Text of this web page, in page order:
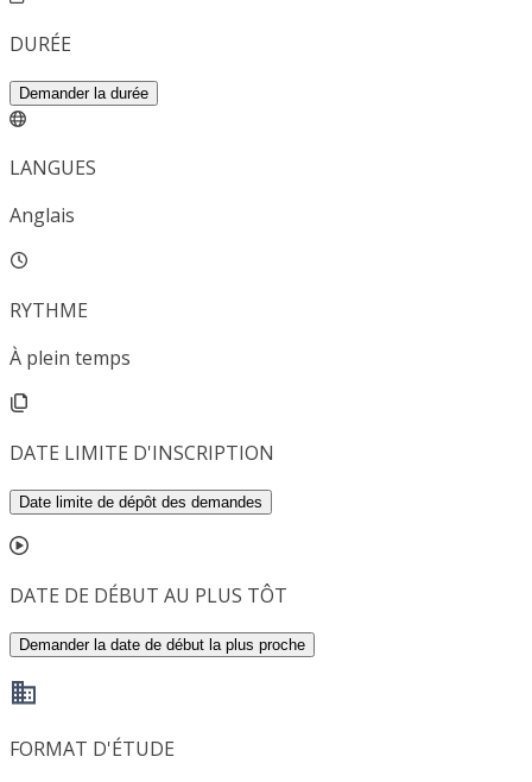
DURÉE
Demander la durée
LANGUES
Anglais
RYTHME
À plein temps
DATE LIMITE D'INSCRIPTION
Date limite de dépôt des demandes
DATE DE DÉBUT AU PLUS TÔT
Demander la date de début la plus proche
FORMAT D'ÉTUDE